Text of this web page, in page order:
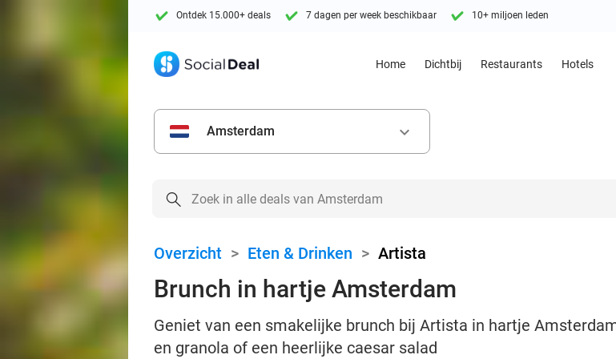
Ontdek 15.000+ deals 7 dagen per week beschikbaar 10+ miljoen leden
Home Dichtbij Restaurants Hotels
Amsterdam keyboard_arrow_down
Overzicht > Eten & Drinken > Artista
Brunch in hartje Amsterdam
Geniet van een smakelijke brunch bij Artista in hartje
en granola of een heerlijke caesar salad